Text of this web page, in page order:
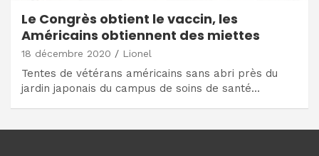
Le Congrès obtient le vaccin, les
Américains obtiennent des miettes
18 décembre 2020 Lionel
Tentes de vétérans américains sans abri près du
jardin japonais du campus de soins de santé…